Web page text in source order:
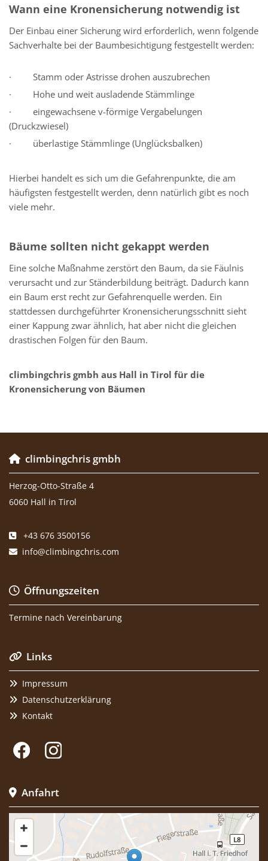
Wann eine Kronensicherung notwendig ist
Der Einbau einer Sicherung wird erforderlich, wenn folgende
Sachverhalte bei der Baumbesichtigung festgestellt werden:
· Stamm oder Astrisse drohen auszubrechen
· Hohe und weit ausladende Stämmlinge
· eingewachsene v-förmige Vergabelungen
(Druckzwiesel)
· überlastige Stämmlinge (Unglücksbalken)
Hierbei handelt es sich um die Gefahrenpunkte, die am
häufigsten festgestellt werden, denn natürlich gibt es noch
viele mehr.
Bäume sollten nicht gekappt werden
Eine solche Maßnahme zerstört den Baum, da sie Fäulnis
verursacht und zur Ständerbildung beiträgt. Dadurch kann
ein Baum erst recht zur Gefahrenquelle werden. Ein
stattdessen durchgeführter Kronensicherungsschnitt sieht
einer Kappung zwar ähnlich, hat aber nicht die gleichen
drastischen Folgen für den Baum.
climbingchris gmbh aus Hall in Tirol für die
Kronensicherung von Bäumen
 climbingchris gmbh
Herzog-Otto-Straße 4
6060 Hall in Tirol
 +43 676 3500156
 info@climbingchris.com
Öffnungszeiten
Termine nach Vereinbarung
 Links
 Impressum
 Datenschutzerklärung
 Kontakt
 Anfahrt